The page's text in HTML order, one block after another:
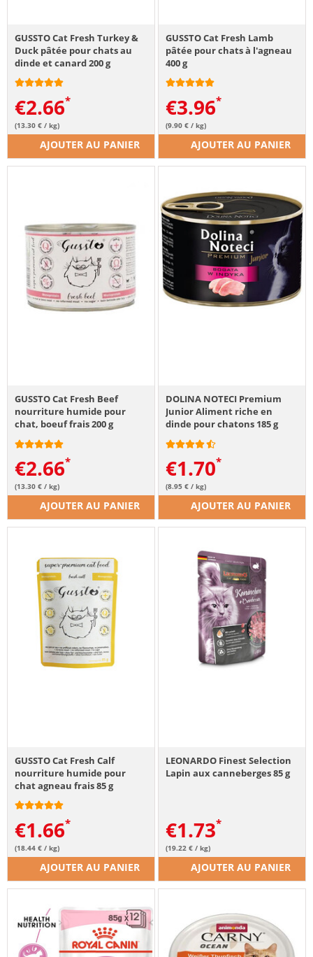
GUSSTO Cat Fresh Turkey &
Duck pâtée pour chats au
dinde et canard 200 g
€2.66
(13.30 € / kg)
AJOUTER AU PANIER
GUSSTO Cat Fresh Lamb
pâtée pour chats à l'agneau
400 g
€3.96
(9.90 € / kg)
AJOUTER AU PANIER
GUSSTO Cat Fresh Beef
nourriture humide pour
chat, boeuf frais 200 g
€2.66
(13.30 € / kg)
AJOUTER AU PANIER
DOLINA NOTECI Premium
Junior Aliment riche en
dinde pour chatons 185 g
€1.70
(8.95 € / kg)
AJOUTER AU PANIER
GUSSTO Cat Fresh Calf
nourriture humide pour
chat agneau frais 85 g
€1.66
(18.44 € / kg)
AJOUTER AU PANIER
LEONARDO Finest Selection
Lapin aux canneberges 85 g
€1.73
(19.22 € / kg)
AJOUTER AU PANIER